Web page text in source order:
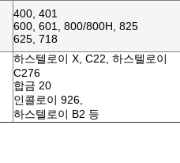
400, 401
600, 601, 800/800H, 825
625, 718
하스텔로이 X, C22, 하스텔로이
C276
합금 20
인콜로이 926,
하스텔로이 B2 등